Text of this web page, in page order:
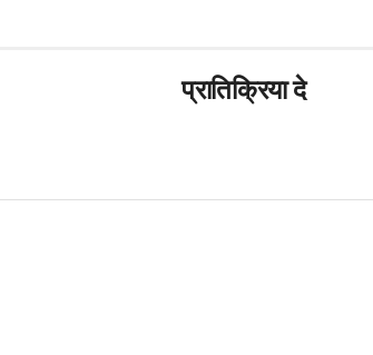
प्रातिक्रिया दे